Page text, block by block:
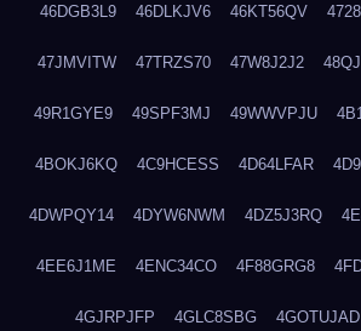
46DGB3L9 46DLKJV6 46KT56QV
47JMVITW 47TRZS70 47W8J2J2
49R1GYE9 49SPF3MJ 49WWVPJU
4BOKJ6KQ 4C9HCESS 4D64LFAR
4DWPQY14 4DYW6NWM 4DZ5J3RQ
4EE6J1ME 4ENC34CO 4F88GRG8
4GJRPJFP 4GLC8SBG 4GOTUJAD